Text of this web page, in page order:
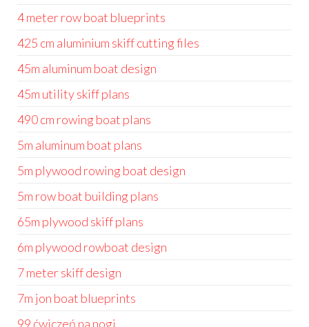
4 meter row boat blueprints
425 cm aluminium skiff cutting files
45m aluminum boat design
45m utility skiff plans
490 cm rowing boat plans
5m aluminum boat plans
5m plywood rowing boat design
5m row boat building plans
65m plywood skiff plans
6m plywood rowboat design
7 meter skiff design
7m jon boat blueprints
99 ćwiczeń na nogi